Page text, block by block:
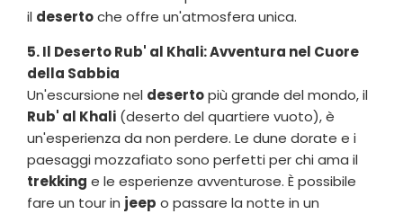
il desertoche offre un'atmosfera unica.
5. Il Deserto Rub' al Khali: Avventura nel Cuore
della Sabbia
Un'escursione nel desertopiù grande del mondo, il
Rub' al Khali (deserto del quartiere vuoto), è
un'esperienza da non perdere. Le dune dorate e i
paesaggi mozzafiato sono perfetti per chi ama il
trekking e le esperienze avventurose. È possibile
fare un tour in jeep o passare la notte in un